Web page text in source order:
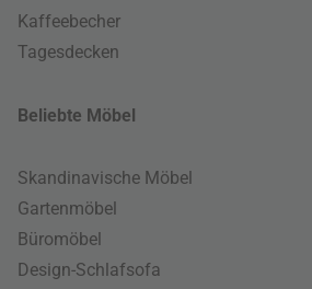
Kaffeebecher
Tagesdecken
Beliebte Möbel
Skandinavische Möbel
Gartenmöbel
Büromöbel
Design-Schlafsofa